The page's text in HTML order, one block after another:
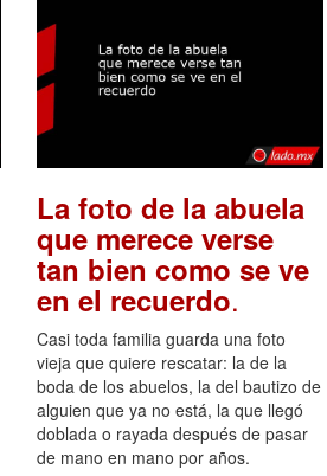
La foto de la abuela
que merece verse
tan bien como se ve
en el recuerdo.
Casi toda familia guarda una foto
vieja que quiere rescatar: la de la
boda de los abuelos, la del bautizo de
alguien que ya no está, la que llegó
doblada o rayada después de pasar
de mano en mano por años.